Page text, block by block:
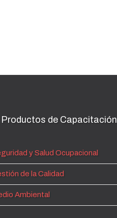
de Capacitación
y Salud Ocupacional
de la Calidad
Ambiental